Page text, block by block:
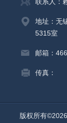
地址：无
5315室
邮箱：
传真：
版权所有